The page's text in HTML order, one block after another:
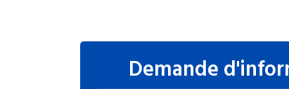
Demande